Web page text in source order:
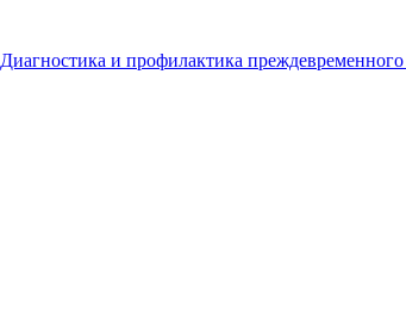
Диагностика и профилактика преждевременного